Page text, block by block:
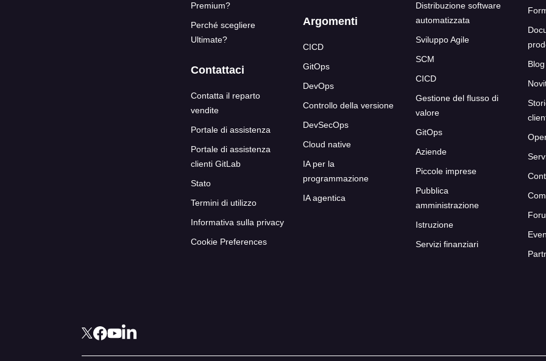
Premium?
Perché scegliere
Ultimate?
Contattaci
Contatta il reparto
vendite
Portale di assistenza
Portale di assistenza
clienti GitLab
Stato
Termini di utilizzo
Informativa sulla privacy
Cookie Preferences
Argomenti
CICD
GitOps
DevOps
Controllo della versione
DevSecOps
Cloud native
IA per la
programmazione
IA agentica
Distribuzione software
automatizzata
Sviluppo Agile
SCM
CICD
Gestione del flusso di
valore
GitOps
Aziende
Piccole imprese
Pubblica
amministrazione
Istruzione
Servizi finanziari
Blog